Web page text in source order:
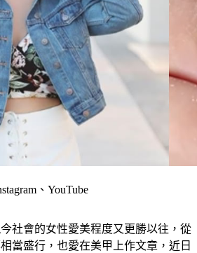
、YouTube
社會的女性愛美程度又更勝以往，從
當盛行，也愛在美甲上作文章，近日